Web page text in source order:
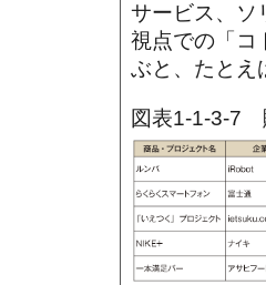
サービス、ソ
視点での「コ
ぶと、たとえ
図表1-1-3-7